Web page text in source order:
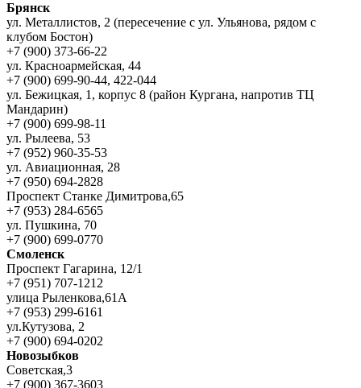
Брянск
ул. Металлистов, 2 (пересечение с ул. Ульянова, рядом с
клубом Бостон)
+7 (900) 373-66-22
ул. Красноармейская, 44
+7 (900) 699-90-44, 422-044
ул. Бежицкая, 1, корпус 8 (район Кургана, напротив ТЦ
Мандарин)
+7 (900) 699-98-11
ул. Рылеева, 53
+7 (952) 960-35-53
ул. Авиационная, 28
+7 (950) 694-2828
Проспект Станке Димитрова,65
+7 (953) 284-6565
ул. Пушкина, 70
+7 (900) 699-0770
Смоленск
Проспект Гагарина, 12/1
+7 (951) 707-1212
улица Рыленкова,61А
+7 (953) 299-6161
ул.Кутузова, 2
+7 (900) 694-0202
Новозыбков
Советская,3
+7 (900) 367-3603